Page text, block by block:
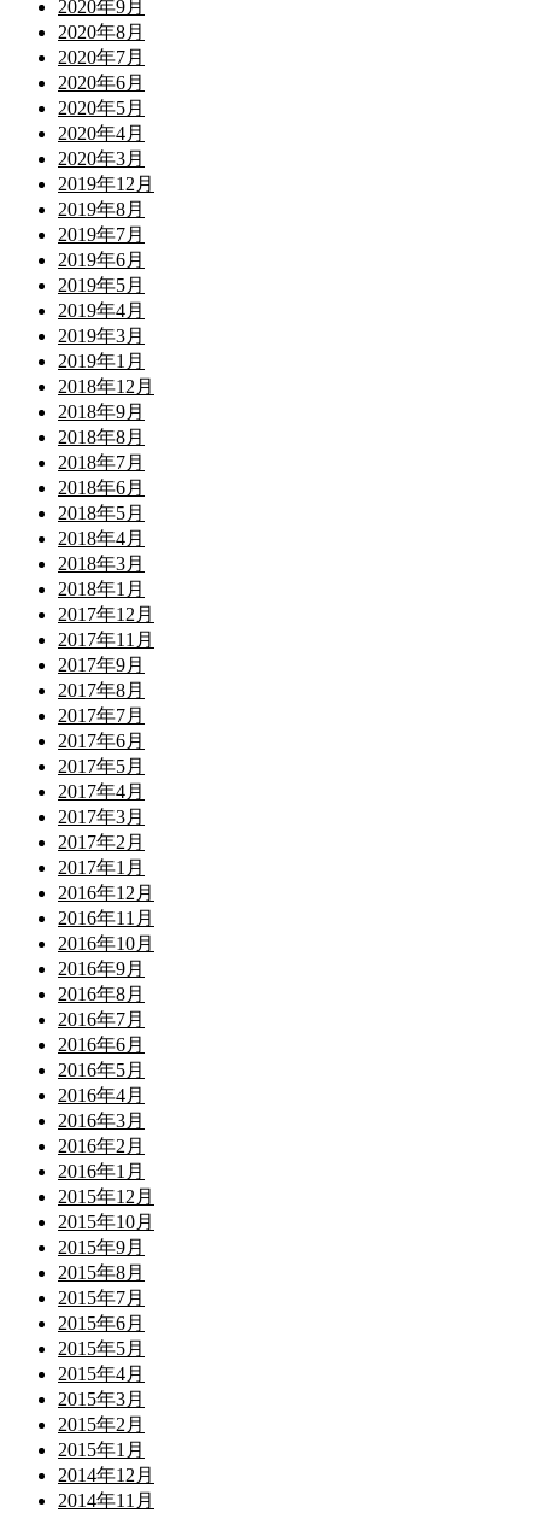
2020年9月
2020年8月
2020年7月
2020年6月
2020年5月
2020年4月
2020年3月
2019年12月
2019年8月
2019年7月
2019年6月
2019年5月
2019年4月
2019年3月
2019年1月
2018年12月
2018年9月
2018年8月
2018年7月
2018年6月
2018年5月
2018年4月
2018年3月
2018年1月
2017年12月
2017年11月
2017年9月
2017年8月
2017年7月
2017年6月
2017年5月
2017年4月
2017年3月
2017年2月
2017年1月
2016年12月
2016年11月
2016年10月
2016年9月
2016年8月
2016年7月
2016年6月
2016年5月
2016年4月
2016年3月
2016年2月
2016年1月
2015年12月
2015年10月
2015年9月
2015年8月
2015年7月
2015年6月
2015年5月
2015年4月
2015年3月
2015年2月
2015年1月
2014年12月
2014年11月